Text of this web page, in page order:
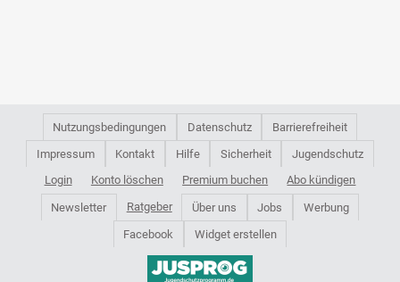
Nutzungsbedingungen Datenschutz
Barrierefreiheit
Impressum
Kontakt Hilfe Sicherheit
Jugendschutz
Login
Konto löschen Premium buchen Abo kündigen
Newsletter Ratgeber Über uns Jobs
Werbung
Facebook
Widget erstellen